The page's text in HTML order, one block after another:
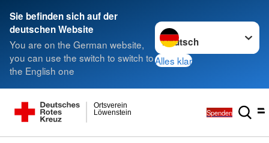
Sie befinden sich auf der
deutschen Website
You are on the German website,
you can use the switch to switch to
the English one
Sprache wechseln zu
Alles klar
Löwenstein
Ortsverein
Spenden